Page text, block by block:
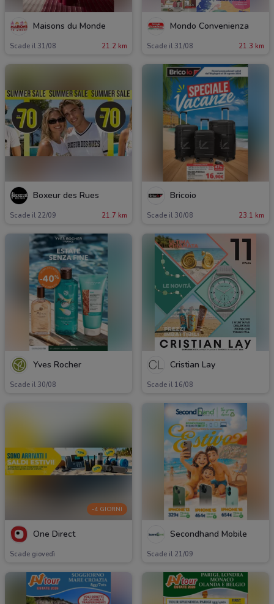
Maisons du Monde
Scade il 31/08 21.2 km
Mondo Convenienza
Scade il 31/08 21.3 km
Boxeur des Rues
Scade il 22/09 21.7 km
Bricoio
Scade il 30/08 23.1 km
Yves Rocher
Scade il 30/08
Cristian Lay
Scade il 16/08
-4 GIORNI
One Direct
Scade giovedì
Secondhand Mobile
Scade il 21/09